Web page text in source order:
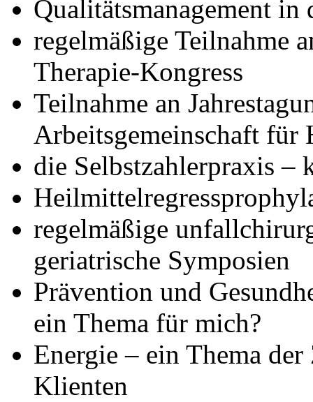
Qualitätsmanagement in
regelmäßige Teilnahme
Therapie-Kongress
Teilnahme an
Arbeitsgemeinschaft für
die Selbstzahlerpraxis –
regelmäßige
geriatrische Symposien
Prävention und
ein Thema für mich?
Energie – ein Thema
Klienten